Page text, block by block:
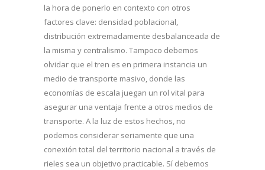
la hora de ponerlo en contexto con otros
factores clave: densidad poblacional,
distribución extremadamente desbalanceada de
la misma y centralismo. Tampoco debemos
olvidar que el tren es en primera instancia un
medio de transporte masivo, donde las
economías de escala juegan un rol vital para
asegurar una ventaja frente a otros medios de
transporte. A la luz de estos hechos, no
podemos considerar seriamente que una
conexión total del territorio nacional a través de
rieles sea un objetivo practicable. Sí debemos